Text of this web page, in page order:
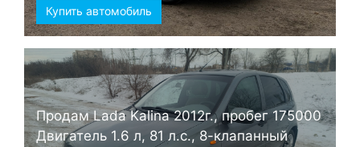
Купить автомобиль
Продам Lada Kalina 2012г., пробег 175000
Двигатель 1.6 л, 81 л.с., 8-клапанный